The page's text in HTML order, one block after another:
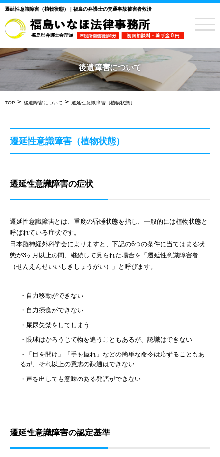
遷延性意識障害（植物状態） | 福島の弁護士の交通事故被害者救済
後遺障害について
TOP > 後遺障害について > 遷延性意識障害（植物状態）
遷延性意識障害（植物状態）
遷延性意識障害の症状
遷延性意識障害とは、重度の昏睡状態を指し、一般的には植物状態と
呼ばれている症状です。
日本脳神経外科学会によりますと、下記の6つの条件に当てはまる状
態が3ヶ月以上の間、継続して見られた場合を「遷延性意識障害者
（せんえんせいいしきしょうがい）」と呼びます。
・自力移動ができない
・自力摂食ができない
・屎尿失禁をしてしまう
・眼球はかろうじて物を追うこともあるが、認識はできない
・「目を開け」「手を握れ」などの簡単な命令は応ずることもあ
るが、それ以上の意志の疎通はできない
・声を出しても意味のある発語ができない
遷延性意識障害の認定基準